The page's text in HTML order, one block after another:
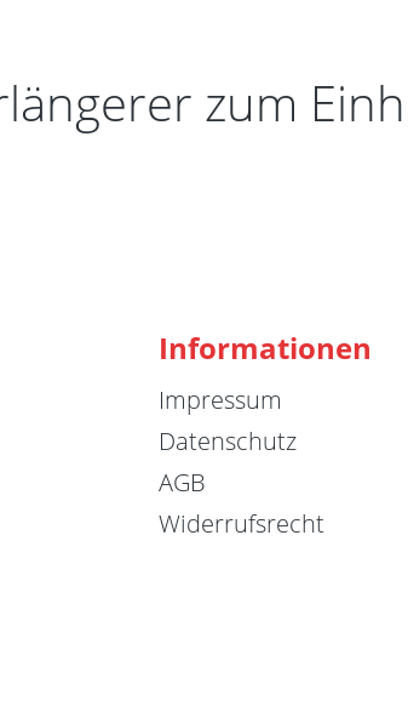
zum
Informationen
Impressum
Datenschutz
AGB
Widerrufsrecht